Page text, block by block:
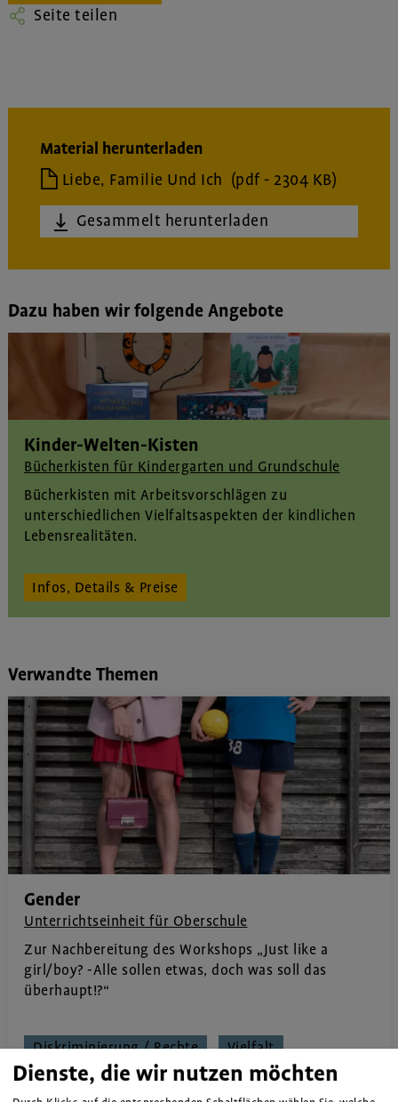
Seite teilen
Material herunterladen
Liebe, Familie Und Ich (pdf - 2304 KB)
Gesammelt herunterladen
Dazu haben wir folgende Angebote
Kinder-Welten-Kisten
Bücherkisten für Kindergarten und Grundschule
Bücherkisten mit Arbeitsvorschlägen zu
unterschiedlichen Vielfaltsaspekten der kindlichen
Lebensrealitäten.
Infos, Details & Preise
Verwandte Themen
Gender
Unterrichtseinheit für Oberschule
Zur Nachbereitung des Workshops „Just like a
girl/boy? -Alle sollen etwas, doch was soll das
überhaupt!?“
Diskriminierung / Rechte Vielfalt
Dienste, die wir nutzen möchten